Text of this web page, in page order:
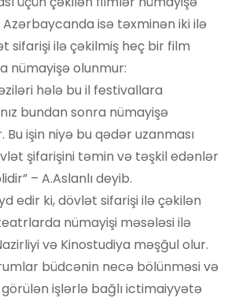
Azərbaycanda isə təxminən iki ilə
sifarişi ilə çəkilmiş heç bir film
nümayişə olunmur:
hələ bu il festivallara
bundan sonra nümayişə
Bu işin niyə bu qədər uzanması
şifarişini təmin və təşkil edənlər
– A.Aslanlı deyib.
edir ki, dövlət sifarişi ilə çəkilən
nümayişi məsələsi ilə
və Kinostudiya məşğul olur.
büdcənin necə bölünməsi və
işlərlə bağlı ictimaiyyətə